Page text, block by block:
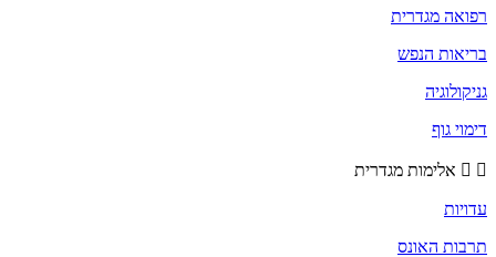
רפואה מגדרית
בריאות הנפש
גניקולוגיה
דימוי גוף
אלימות מגדרית
עדויות
תרבות האונס